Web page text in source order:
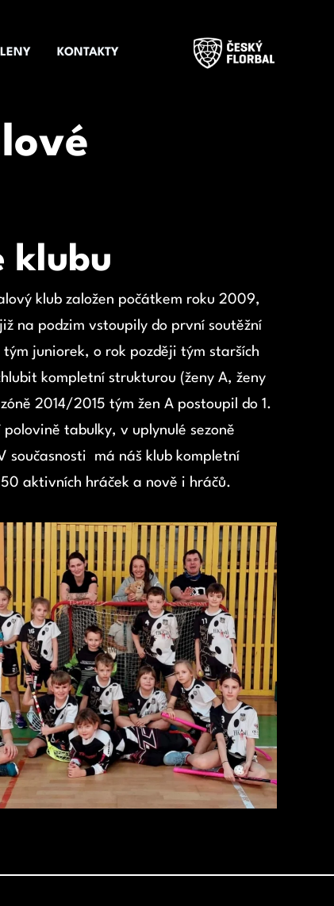
KONTAKTY
klubu
klub založen počátkem roku 2009,
na podzim vstoupily do první soutěžní
juniorek, o rok později tým starších
kompletní strukturou (ženy A, ženy
2014/2015 tým žen A postoupil do 1.
tabulky, v uplynulé sezoně
současnosti má náš klub kompletní
aktivních hráček a nově i hráčů.